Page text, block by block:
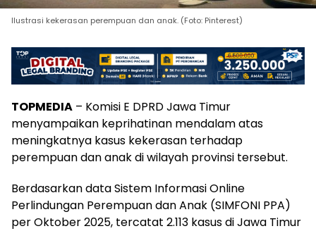
Ilustrasi kekerasan perempuan dan anak. (Foto: Pinterest)
TOPMEDIA – Komisi E DPRD Jawa Timur
menyampaikan keprihatinan mendalam atas
meningkatnya kasus kekerasan terhadap
perempuan dan anak di wilayah provinsi tersebut.
Berdasarkan data Sistem Informasi Online
Perlindungan Perempuan dan Anak (SIMFONI PPA)
per Oktober 2025, tercatat 2.113 kasus di Jawa Timur